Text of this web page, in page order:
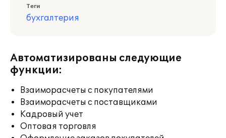
Теги
бухгалтерия
Автоматизированы следующие
функции:
Взаиморасчеты с покупателями
Взаиморасчеты с поставщиками
Кадровый учет
Оптовая торговля